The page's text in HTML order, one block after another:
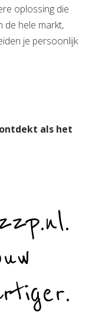
oplossing die
de hele markt,
je persoonlijk
als het